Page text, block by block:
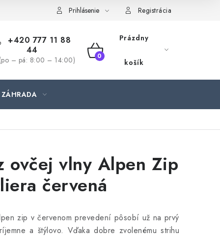
Prihlásenie Registrácia
+420 777 11 88
44
(po – pá: 8:00 – 14:00)
NÁKUPNÝ
Prázdny
košík
ZÁHRADA
ovčej vlny Alpen Zip
červená
zip v červenom prevedení pôsobí už na prvý
a štýlovo. Vďaka dobre zvolenému strihu